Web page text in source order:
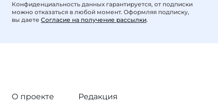
Конфиденциальность данных гарантируется, от подписки
можно отказаться в любой момент. Оформляя подписку,
вы даете Согласие на получение рассылки.
О проекте
Редакция